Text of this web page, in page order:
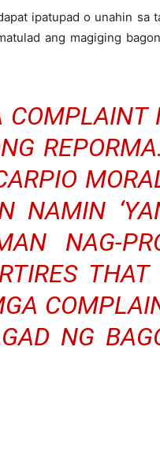
ipatupad o unahin
ang magiging
NAMIN
NAG-
NG